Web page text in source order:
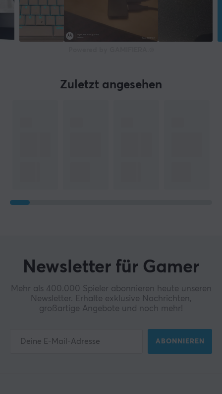
Zuletzt angesehen
Newsletter für Gamer
Mehr als 400.000 Spieler abonnieren heute unseren
Newsletter. Erhalte exklusive Nachrichten,
großartige Angebote und noch mehr!
ABONNIEREN